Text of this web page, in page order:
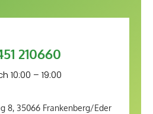
210660
10:00 – 19:00
8, 35066 Frankenberg/Eder